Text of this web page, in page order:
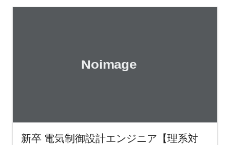
新卒 電気制御設計エンジニア【理系対